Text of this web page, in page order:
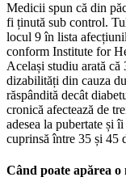
Medicii spun că din
fi ținută sub control.
locul 9 în lista
conform Institute for
Același studiu arată
dizabilități din cauza
răspândită decât
cronică afectează de
adesea la pubertate și
cuprinsă între 35 și 45
Când poate apărea o